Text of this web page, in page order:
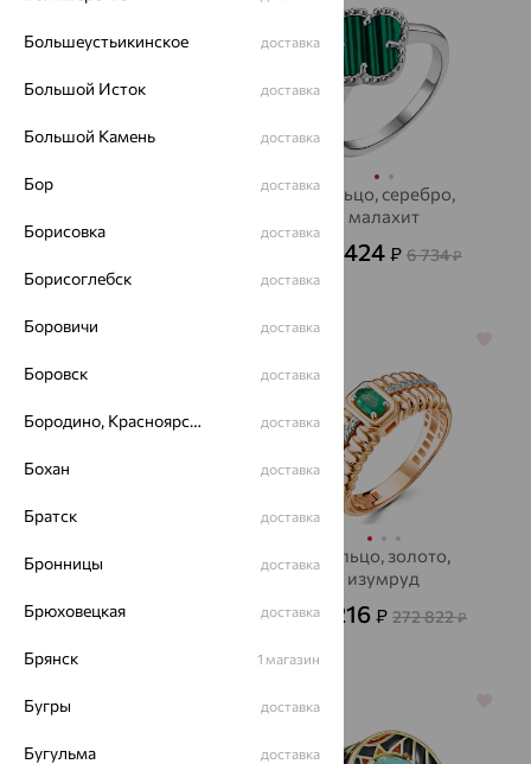
STONES
Кольцо, серебро,
малахит
2 424 ₽ 6 734₽
агат/друза агата,
от 3 586
Кольцо, золото,
изумруд
98 216₽ 272 822₽
64% 64%
Большеустьикинское доставка
Большой Исток доставка
Большой Камень доставка
Бор доставка
Борисовка доставка
Борисоглебск доставка
Боровичи доставка
Боровск доставка
Бородино, Красноярский край доставка
Бохан доставка
Братск доставка
Бронницы доставка
Брюховецкая доставка
Брянск 1 магазин
Бугры доставка
Бугульма доставка